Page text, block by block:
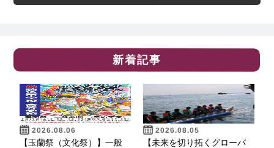
新着記事
2026.08.06
【玉蘭祭（文化祭）】一般
2026.08.05
【未来を切り拓くグローバ